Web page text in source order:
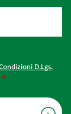
D.Lgs.
*